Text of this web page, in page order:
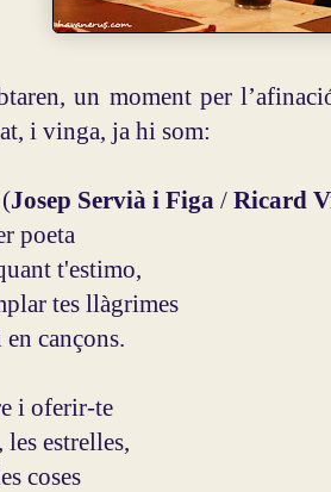
un moment per
i vinga, ja hi som:
(Josep Servià i Figa / Ricard
poeta
t'estimo,
tes llàgrimes
cançons.
i oferir-te
les estrelles,
coses